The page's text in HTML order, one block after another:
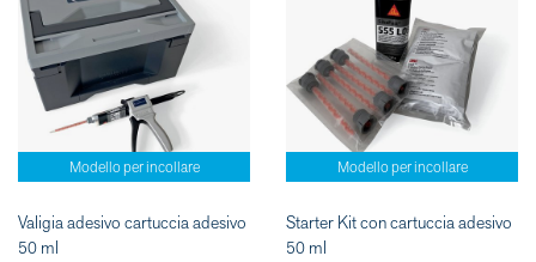
Modello per incollare
Valigia adesivo cartuccia adesivo
50 ml
Modello per incollare
Starter Kit con cartuccia adesivo
50 ml